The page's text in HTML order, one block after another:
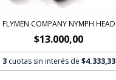
FLYMEN COMPANY NYMPH HEAD
$13.000,00
3 cuotas sin interés de $4.333,33